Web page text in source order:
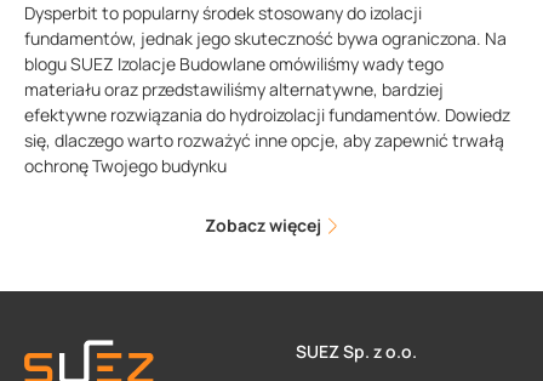
Dysperbit to popularny środek stosowany do izolacji
fundamentów, jednak jego skuteczność bywa ograniczona. Na
blogu SUEZ Izolacje Budowlane omówiliśmy wady tego
materiału oraz przedstawiliśmy alternatywne, bardziej
efektywne rozwiązania do hydroizolacji fundamentów. Dowiedz
się, dlaczego warto rozważyć inne opcje, aby zapewnić trwałą
ochronę Twojego budynku
Zobacz więcej
SUEZ Sp. z o.o.